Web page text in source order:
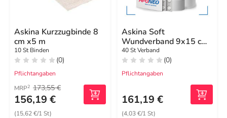
Askina Kurzzugbinde 8
cm x5 m
10 St Binden
(0)
Pflichtangaben
MRP2 173,55 €
156,19 €
(15,62 €/1 St)
Askina Soft
Wundverband 9x15 cm
steril
40 St Verband
(0)
Pflichtangaben
161,19 €
(4,03 €/1 St)